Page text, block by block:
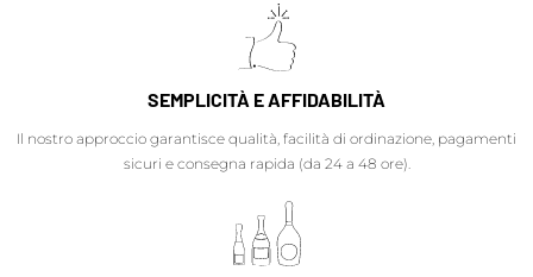
SEMPLICITÀ E AFFIDABILITÀ
Il nostro approccio garantisce qualità, facilità di ordinazione, pagamenti
sicuri e consegna rapida (da 24 a 48 ore).